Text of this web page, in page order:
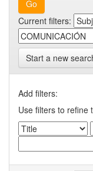
Current filters:
Start a new
Add filters:
Use filters to refine